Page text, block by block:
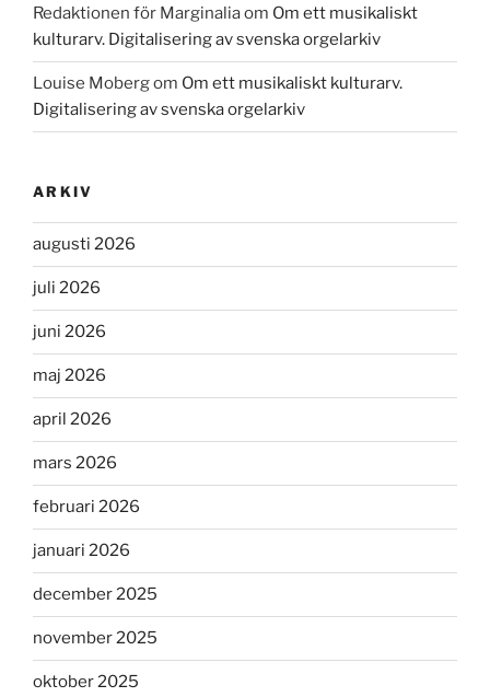
Redaktionen för Marginaliaom Om ett musikaliskt
kulturarv. Digitalisering av svenska orgelarkiv
Louise Mobergom Om ett musikaliskt kulturarv.
Digitalisering av svenska orgelarkiv
ARKIV
augusti 2026
juli 2026
juni 2026
maj 2026
april 2026
mars 2026
februari 2026
januari 2026
december 2025
november 2025
oktober 2025